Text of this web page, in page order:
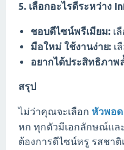
5. เลือกอะไรดีระหว่าง
ชอบดีไซน์พรีเมียม: เ
มือใหม่ ใช้งานง่าย: เ
อยากได้ประสิทธิภาพ
สรุป
ไม่ว่าคุณจะเลือก หัวพอ
หก ทุกตัวมีเอกลักษณ์แล
ต้องการดีไซน์หรู รสชา